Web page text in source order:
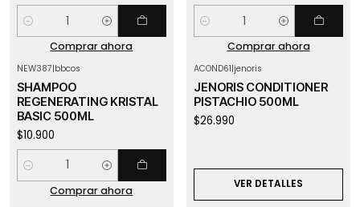
Cantidad
Comprar ahora
Cantidad
Comprar ahora
NEW387|bbcos
SHAMPOO
REGENERATING KRISTAL
BASIC 500ML
$10.900
Cantidad
Comprar ahora
ACOND61|jenoris
JENORIS CONDITIONER
PISTACHIO 500ML
$26.990
VER DETALLES